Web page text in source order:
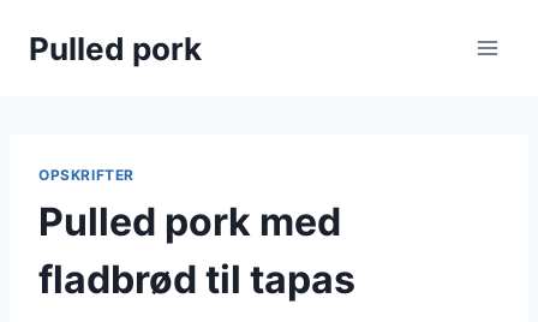
Pulled pork
OPSKRIFTER
Pulled pork med
fladbrød til tapas